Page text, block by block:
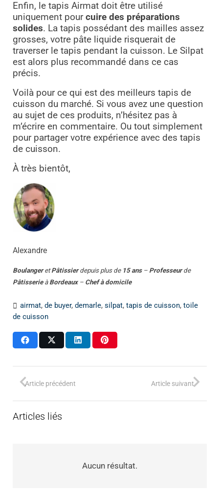
Enfin, le tapis Airmat doit être utilisé
uniquement pourcuire des préparations
solides. La tapis possédant des mailles assez
grosses, votre pâte liquide risquerait de
traverser le tapis pendant la cuisson. Le Silpat
est alors plus recommandé dans ce cas
précis.
Voilà pour ce qui est des meilleurs tapis de
cuisson du marché. Si vous avez une question
au sujet de ces produits, n’hésitez pas à
m’écrire en commentaire. Ou tout simplement
pour partager votre expérience avec des tapis
de cuisson.
À très bientôt,
Alexandre
BoulangeretPâtissierdepuis plus de 15 ans – Professeurde
Pâtisserieà Bordeaux –Chef à domicile
airmat, de buyer, demarle, silpat, tapis de cuisson, toile
de cuisson
Article précédent Article suivant
Articles liés
Aucun résultat.